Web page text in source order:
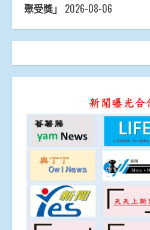
聚受獎」 2026-08-06